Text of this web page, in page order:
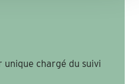
chargé du suivi